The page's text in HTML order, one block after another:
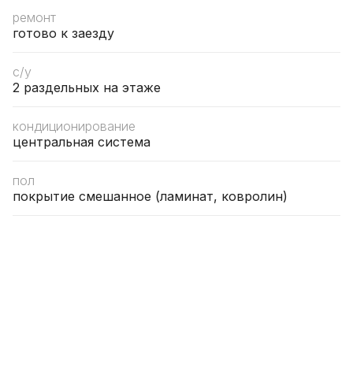
ремонт
готово к заезду
с/у
2 раздельных на этаже
кондиционирование
центральная система
пол
покрытие смешанное (ламинат, ковролин)